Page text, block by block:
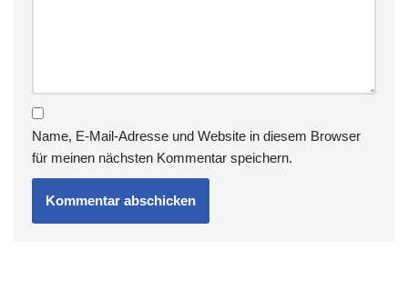
Name, E-Mail-Adresse und Website in diesem Browser
für meinen nächsten Kommentar speichern.